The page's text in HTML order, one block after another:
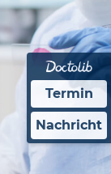
Termin
Nachricht